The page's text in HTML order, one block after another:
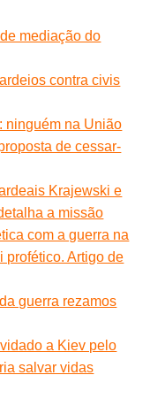
mediação do
contra civis
ninguém na União
de cessar-
Krajewski e
a missão
com a guerra na
profético. Artigo de
guerra rezamos
a Kiev pelo
salvar vidas